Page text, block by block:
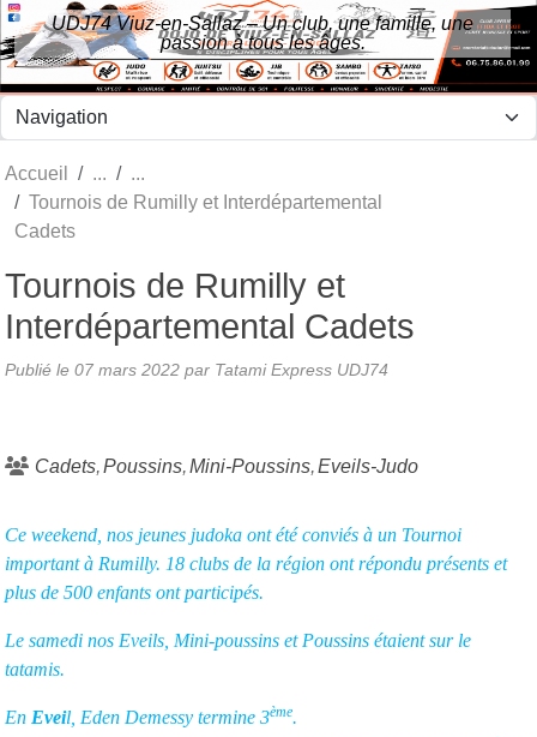
UDJ74 Viuz-en-Sallaz – Un club, une famille, une
passion à tous les âges.
Accueil
Tournois de Rumilly et Interdépartemental
Cadets
Tournois de Rumilly et
Interdépartemental Cadets
Publié le 07 mars 2022 par Tatami Express UDJ74
Cadets Poussins Mini-Poussins Eveils-Judo
Ce weekend, nos jeunes judoka ont été conviés à un Tournoi
important à Rumilly. 18 clubs de la région ont répondu présents et
plus de 500 enfants ont participés.
Le samedi nos Eveils, Mini-poussins et Poussins étaient sur le
tatamis.
En Eveil, Eden Demessy termine 3ème.
Panneau de gestion des cookies